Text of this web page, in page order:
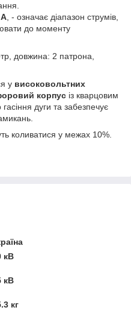
А, - означає діапазон струмів,
до моменту
довжина: 2 патрона,
у високовольтних
корпус із кварцовим
дуги та забезпечує
коливатися у межах 10%.
кВ
кВ
кг